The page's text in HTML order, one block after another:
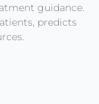
guidance.
predicts